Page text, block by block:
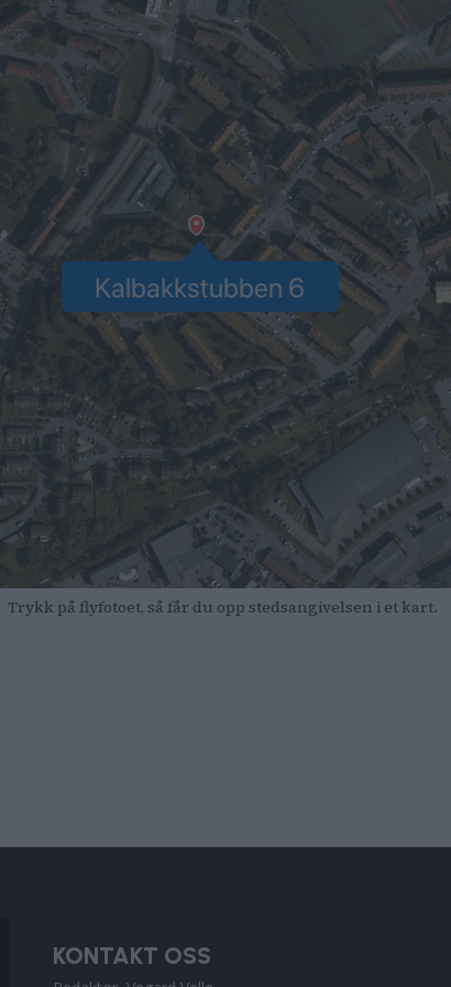
Trykk på flyfotoet, så får du opp stedsangivelsen i et kart.
KONTAKT OSS